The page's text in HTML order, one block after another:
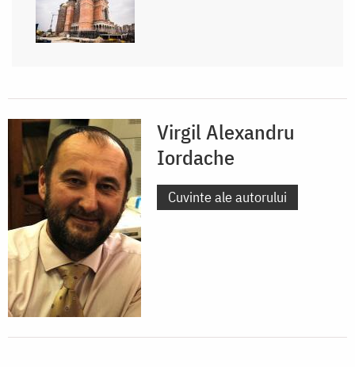
Virgil Alexandru
Iordache
Cuvinte ale autorului